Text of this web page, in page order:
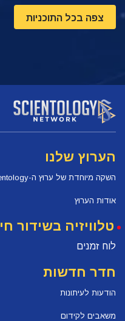
צפה בכל התוכניות
הערוץ שלנו
השקה מיוחדת של ערוץ ה-Scientology
אודות הערוץ
טלוויזיה בשידור חי
לוח זמנים
חדר חדשות
הודעות לעיתונות
משאבים לקידום